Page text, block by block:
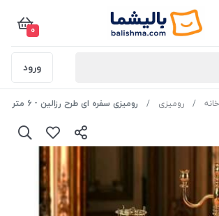
0
ورود
رومیزی رومیزی سفره ای طرح رزالین - 6 متر